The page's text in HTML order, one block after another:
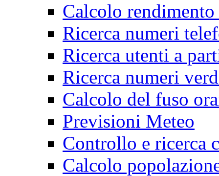
Calcolo
Ricerca numeri
Ricerca utenti a
Ricerca numeri
Calcolo del fuso
Previsioni Meteo
Controllo e ricerca
Calcolo